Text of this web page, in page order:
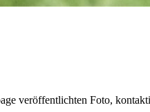
veröffentlichten Foto,